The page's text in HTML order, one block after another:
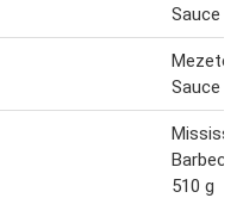
Sauce
Mezete
Sauce
510 g